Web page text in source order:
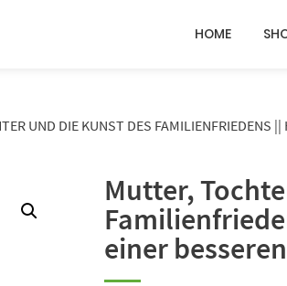
HOME
UND DIE KUNST DES FAMILIENFRIEDENS
Mutter,
einer